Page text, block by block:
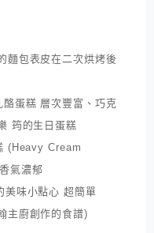
麵包表皮在二次烘烤後
蛋糕 層次豐富、巧克
筠的生日蛋糕
(Heavy Cream
氣濃郁
美味小點心 超簡單
主廚創作的食譜)